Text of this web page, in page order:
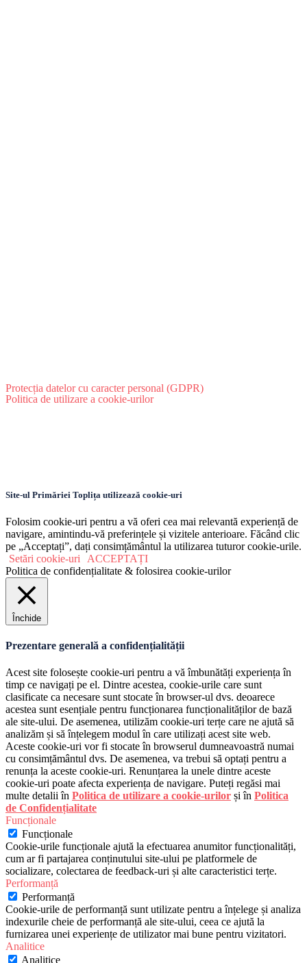
Protecția datelor cu caracter personal (GDPR)
Politica de utilizare a cookie-urilor
Site-ul Primăriei Toplița utilizează cookie-uri
Folosim cookie-uri pentru a vă oferi cea mai relevantă experiență de
navigare, amintindu-vă preferințele și vizitele anterioare. Făcând clic
pe „Acceptați”, dați consimțământul la utilizarea tuturor cookie-urile.
Setări cookie-uri
ACCEPTAȚI
Politica de confidențialitate & folosirea cookie-urilor
Închide
Prezentare generală a confidențialității
Acest site folosește cookie-uri pentru a vă îmbunătăți experiența în
timp ce navigați pe el. Dintre acestea, cookie-urile care sunt
clasificate ca necesare sunt stocate în browser-ul dvs. deoarece
acestea sunt esențiale pentru funcționarea funcționalităților de bază
ale site-ului. De asemenea, utilizăm cookie-uri terțe care ne ajută să
analizăm și să înțelegem modul în care utilizați acest site web.
Aceste cookie-uri vor fi stocate în browserul dumneavoastră numai
cu consimțământul dvs. De asemenea, va trebui să optați pentru a
renunța la aceste cookie-uri. Renunțarea la unele dintre aceste
cookie-uri poate afecta experiența de navigare. Puteți regăsi mai
multe detalii în Politica de utilizare a cookie-urilor și în Politica
de Confidențialitate
Funcționale
Funcționale
Cookie-urile funcționale ajută la efectuarea anumitor funcționalități,
cum ar fi partajarea conținutului site-ului pe platformele de
socializare, colectarea de feedback-uri și alte caracteristici terțe.
Performanță
Performanță
Cookie-urile de performanță sunt utilizate pentru a înțelege și analiza
indexurile cheie de performanță ale site-ului, ceea ce ajută la
furnizarea unei experiențe de utilizator mai bune pentru vizitatori.
Analitice
Analitice